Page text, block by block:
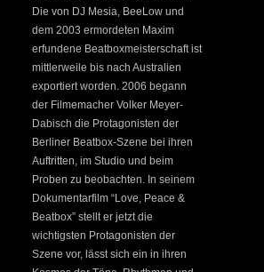
Die von DJ Mesia, BeeLow und
dem 2003 ermordeten Maxim
erfundene Beatboxmeisterschaft ist
mittlerweile bis nach Australien
exportiert worden. 2006 begann
der Filmemacher Volker Meyer-
Dabisch die Protagonisten der
Berliner Beatbox-Szene bei ihren
Auftritten, im Studio und beim
Proben zu beobachten. In seinem
Dokumentarfilm “Love, Peace &
Beatbox” stellt er jetzt die
wichtigsten Protagonisten der
Szene vor, lässt sich ein in ihren